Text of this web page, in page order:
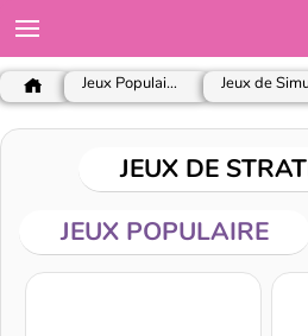
Jeux Populaires
JEUX DE
JEUX POPULAIRE